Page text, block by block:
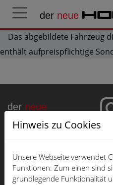
der neue
Das abgebildete Fahrzeug
enthält aufpreispflichtige
der neue
HOFF
Hinweis zu Cookies
Unsere Webseite verwendet
Funktionen: Zum einen sind
grundlegende Funktionalität